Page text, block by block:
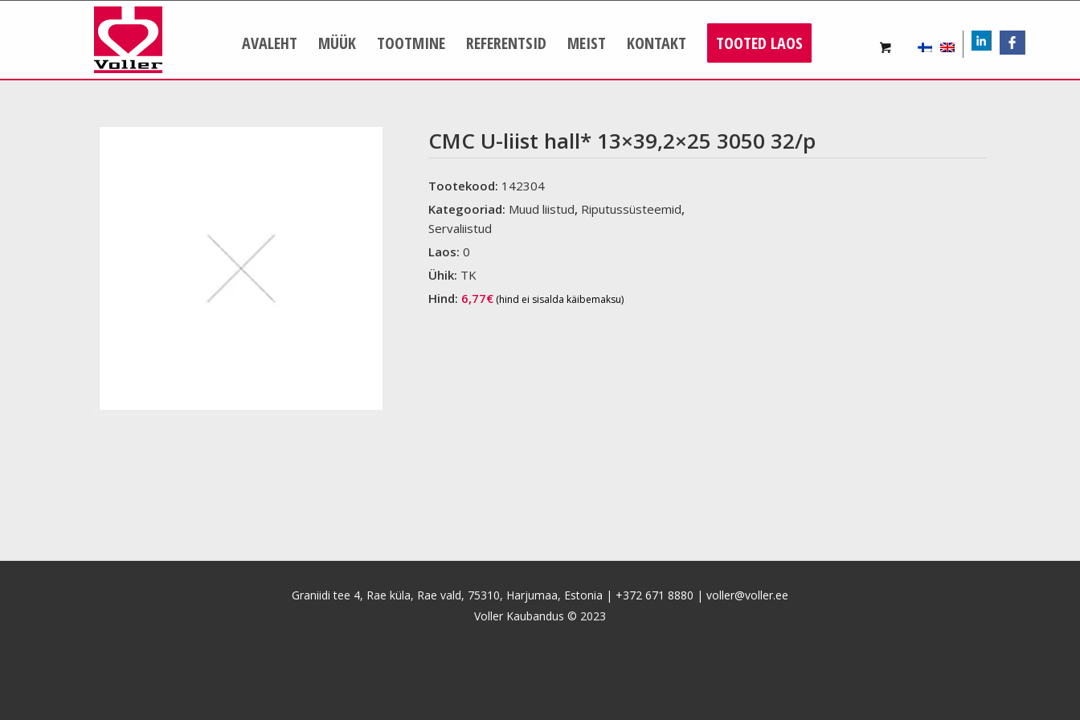
FB
LIn
AVALEHT MÜÜK TOOTMINE REFERENTSID MEIST KONTAKT TOOTED LAOS
CMC U-liist hall* 13×39,2×25 3050 32/p
Tootekood: 142304
Kategooriad: Muud liistud, Riputussüsteemid,
Servaliistud
Laos:0
Ühik: TK
Hind: 6,77€ (hind ei sisalda käibemaksu)
Graniidi tee 4, Rae küla, Rae vald, 75310, Harjumaa, Estonia | +372 671 8880 | voller@voller.ee
Voller Kaubandus © 2023